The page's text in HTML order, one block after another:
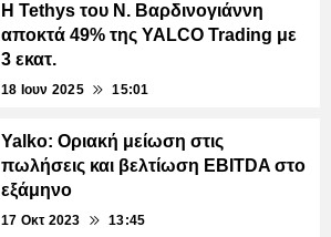
Η Tethys του Ν. Βαρδινογιάννη
αποκτά 49% της YALCO Trading με
3 εκατ.
18 Ιουν 2025 15:01
Yalko: Οριακή μείωση στις
πωλήσεις και βελτίωση EBITDA στο
εξάμηνο
17 Οκτ 2023 13:45